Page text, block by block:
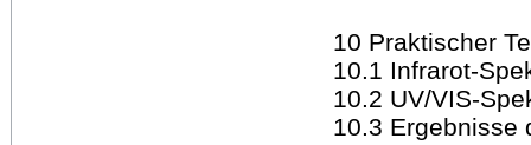
10 Praktischer
10.1 Infrarot-
10.2 UV/VIS-
10.3 Ergebnisse